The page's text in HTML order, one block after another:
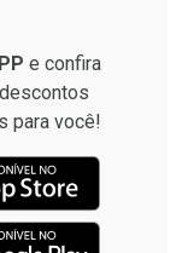
e confira
para você!